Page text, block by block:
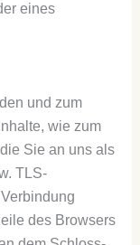
eines
und zum
wie zum
Sie an uns als
TLS-
des Browsers